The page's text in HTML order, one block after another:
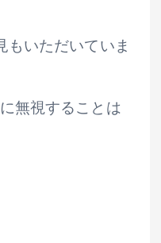
もいただいていま
無視することは